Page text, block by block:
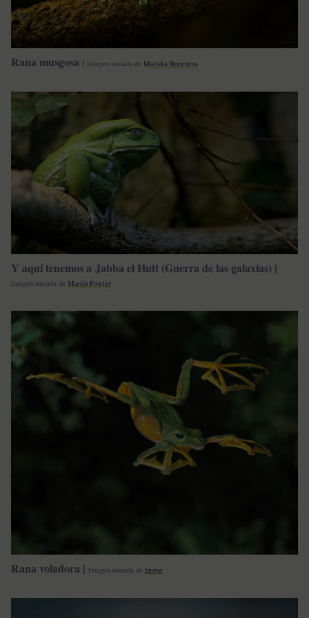
Rana musgosa | Imagen tomada de Mariska Boertjens
Y aquí tenemos a Jabba el Hutt (Guerra de las galaxias) |
Imagen tomada de Martin Fowler
Rana voladora | Imagen tomada de Imgur